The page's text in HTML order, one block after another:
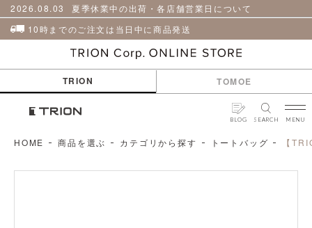
2026.08.03
夏季休業中の出荷・各店舗営業日について
10時までのご注文は当日中に商品発送
TRION TOMOE
BLOG SEARCH MENU
革
小
物
ア
品
HOME 商品を選ぶ カテゴリから探す トートバッグ 【